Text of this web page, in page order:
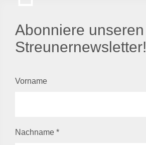
Abonniere unseren
Streunernewsletter!
Vorname
Nachname *